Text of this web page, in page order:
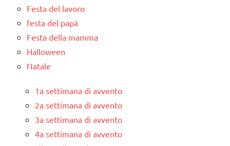
Festa del lavoro
festa del papà
Festa della mamma
Halloween
Natale
1a settimana di avvento
2a settimana di avvento
3a settimana di avvento
4a settimana di avvento